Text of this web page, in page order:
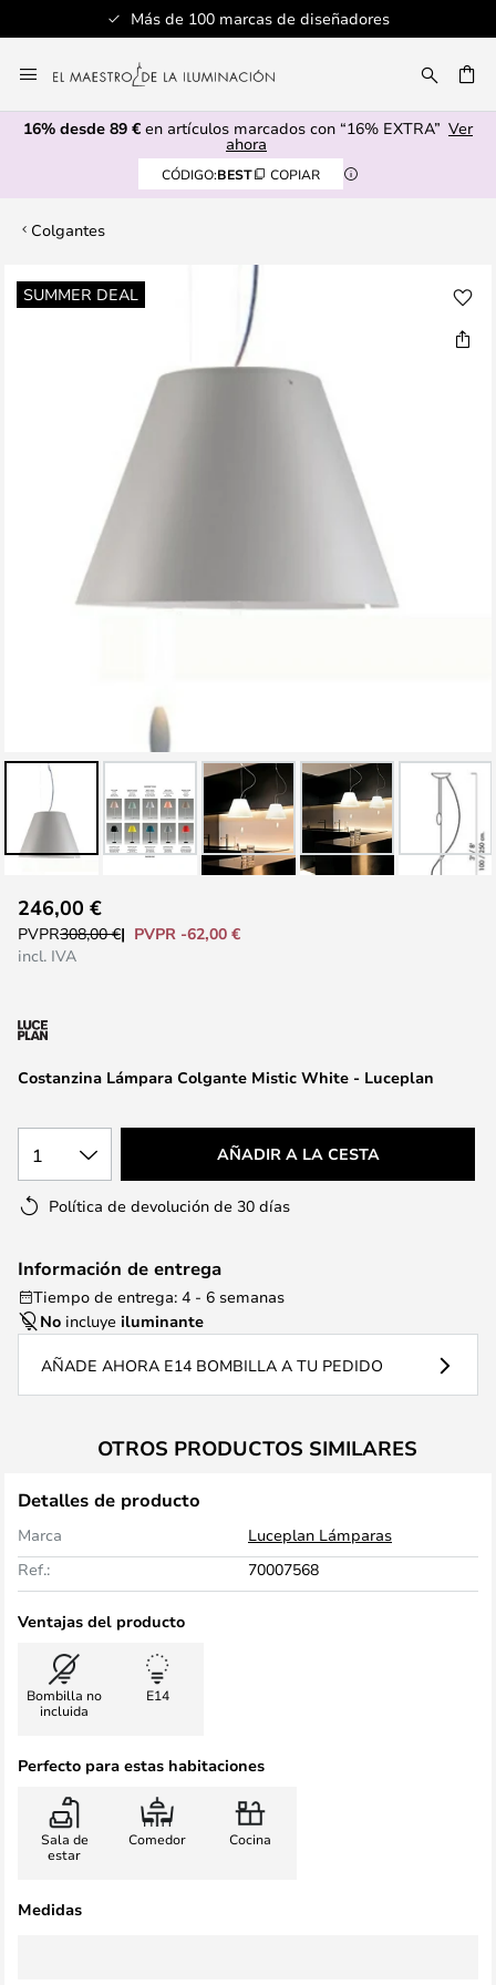
Más de 100 marcas de diseñadores
al
contenido
16% desde 89 € en artículos marcados con “16% EXTRA” Ver
ahora
CÓDIGO:BEST COPIAR
Colgantes
SUMMER DEAL
Saltar
al
comienzo
galería
imágenes
Costanzina Lámpara Colgante Mistic White - Luceplan
246,00 €
PVPR308,00 €
PVPR -62,00 €
incl. IVA
1 AÑADIR A LA CESTA
Política de devolución de 30 días
Información de entrega
Tiempo de entrega: 4 - 6 semanas
No incluye iluminante
AÑADE AHORA E14 BOMBILLA A TU PEDIDO
OTROS PRODUCTOS SIMILARES
Detalles de producto
Marca
Luceplan Lámparas
Ref.:
70007568
Ventajas del producto
Bombilla no
incluida
E14
Perfecto para estas habitaciones
Sala de
estar
Comedor Cocina
Medidas